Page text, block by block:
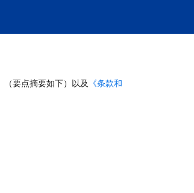
（要点摘要如下）以及 《条款和